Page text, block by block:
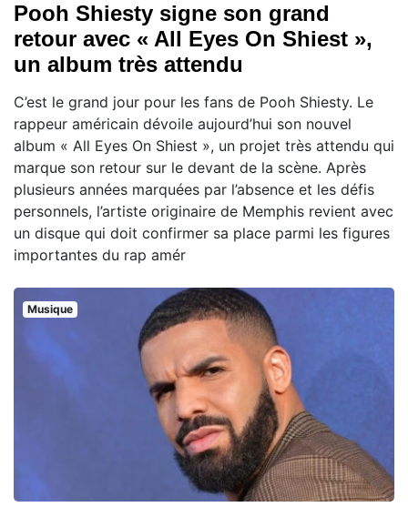
Pooh Shiesty signe son grand
retour avec « All Eyes On Shiest »,
un album très attendu
C’est le grand jour pour les fans de Pooh Shiesty. Le
rappeur américain dévoile aujourd’hui son nouvel
album « All Eyes On Shiest », un projet très attendu qui
marque son retour sur le devant de la scène. Après
plusieurs années marquées par l’absence et les défis
personnels, l’artiste originaire de Memphis revient avec
un disque qui doit confirmer sa place parmi les figures
importantes du rap amér
Musique